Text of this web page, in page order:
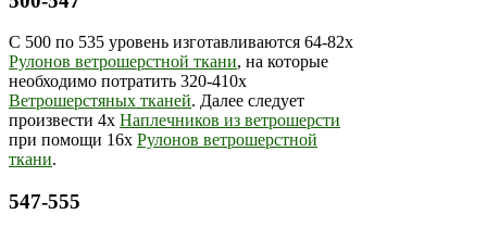
С 500 по 535 уровень изготавливаются 64-82х
Рулонов ветрошерстной ткани, на которые
необходимо потратить 320-410х
Ветрошерстяных тканей. Далее следует
произвести 4х Наплечников из ветрошерсти
при помощи 16х Рулонов ветрошерстной
ткани.
547-555